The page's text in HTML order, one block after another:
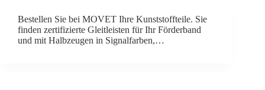
Bestellen Sie bei MOVET Ihre Kunststoffteile. Sie
finden zertifizierte Gleitleisten für Ihr Förderband
und mit Halbzeugen in Signalfarben,…